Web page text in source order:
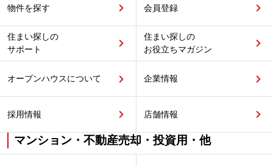
物件を探す 会員登録
住まい探しの
サポート
住まい探しの
お役立ちマガジン
オープンハウスについて 企業情報
採用情報 店舗情報
マンション・不動産売却・投資用・他